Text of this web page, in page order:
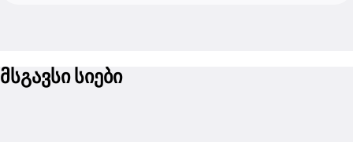
მსგავსი სიები